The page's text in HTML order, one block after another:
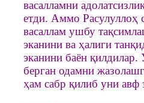
васалламни
етди. Аммо Расулуллоҳ
васаллам ушбу
эканини ва ҳалиги
эканини баён қилдилар.
берган одамни
ҳам сабр қилиб уни авф